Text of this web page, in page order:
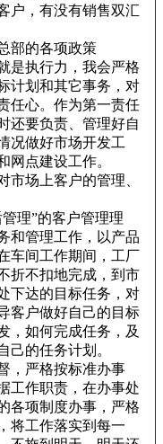
户，有没有销售双汇
部的各项政策
是执行力，我会严格
计划和其它事务，对
任心。作为第一责任
还要负责、管理好自
况做好市场开发工
网点建设工作。
场上客户的管理、
理”的客户管理理
和管理工作，以产品
车间工作期间，工厂
折不扣地完成，到市
下达的目标任务，对
客户做好自己的目标
，如何完成任务，及
己的任务计划。
，严格按标准办事
工作职责，在办事处
各项制度办事，严格
将工作落实到每一